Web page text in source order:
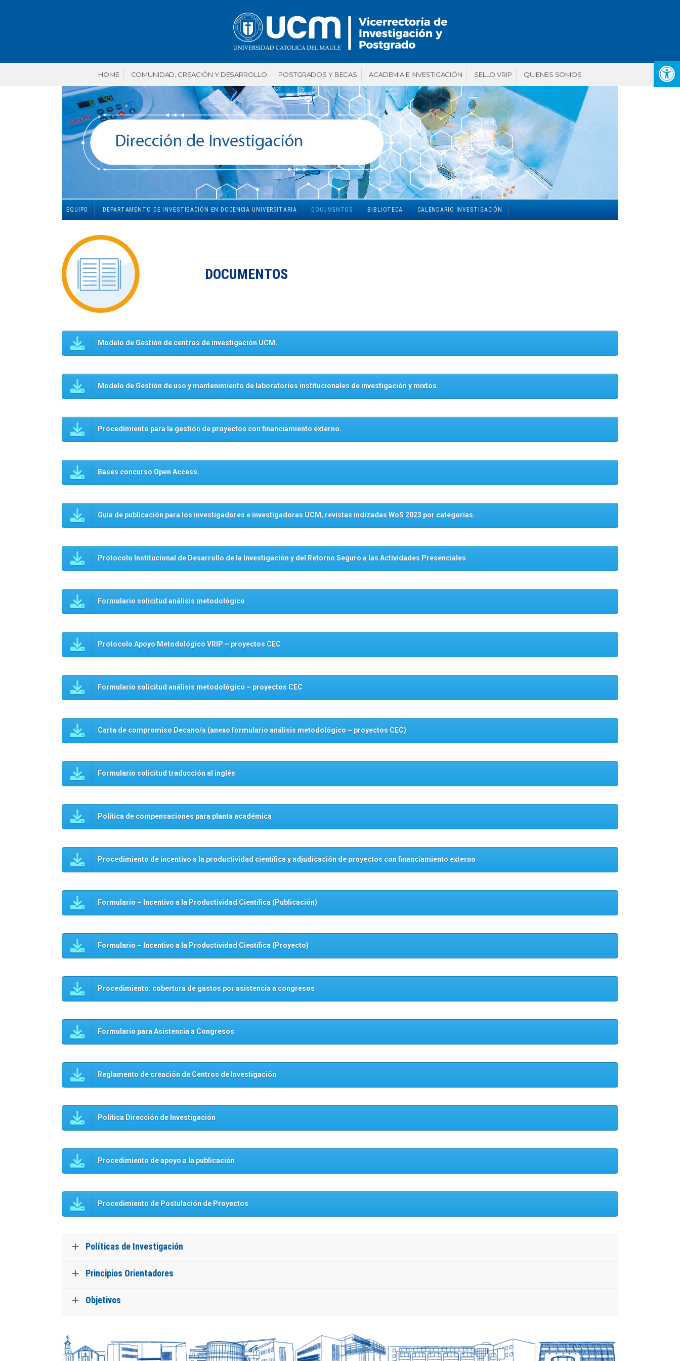
HOME COMUNIDAD, CREACIÓN Y DESARROLLO POSTGRADOS Y BECAS ACADEMIA E INVESTIGACIÓN SELLO VRIP QUIENES SOMOS
EQUIPO DEPARTAMENTO DE INVESTIGACIÓN EN DOCENCIA UNIVERSITARIA DOCUMENTOS BIBLIOTECA CALENDARIO INVESTIGACIÓN
DOCUMENTOS
Modelo de Gestión de centros de investigación UCM.
Modelo de Gestión de uso y mantenimiento de laboratorios institucionales de investigación y mixtos.
Procedimiento para la gestión de proyectos con financiamiento externo.
Bases concurso Open Access.
Guía de publicación para los investigadores e investigadoras UCM, revistas indizadas WoS 2023 por categorías.
Protocolo Institucional de Desarrollo de la Investigación y del Retorno Seguro a las Actividades Presenciales
Formulario solicitud análisis metodológico
Protocolo Apoyo Metodológico VRIP – proyectos CEC
Formulario solicitud análisis metodológico – proyectos CEC
Carta de compromiso Decano/a (anexo formulario análisis metodológico – proyectos CEC)
Formulario solicitud traducción al inglés
Política de compensaciones para planta académica
Procedimiento de incentivo a la productividad científica y adjudicación de proyectos con financiamiento externo
Formulario – Incentivo a la Productividad Científica (Publicación)
Formulario – Incentivo a la Productividad Científica (Proyecto)
Procedimiento: cobertura de gastos por asistencia a congresos
Formulario para Asistencia a Congresos
Reglamento de creación de Centros de Investigación
Política Dirección de Investigación
Procedimiento de apoyo a la publicación
Procedimiento de Postulación de Proyectos
Políticas de Investigación
Principios Orientadores
Objetivos